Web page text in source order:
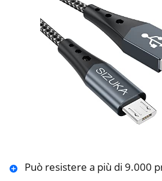
Può resistere a più di 9.000